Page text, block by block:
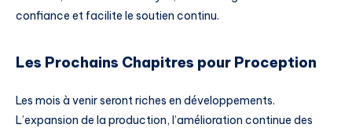
confiance et facilite le soutien continu.
Les Prochains Chapitres pour Proception
Les mois à venir seront riches en développements.
L’expansion de la production, l’amélioration continue des